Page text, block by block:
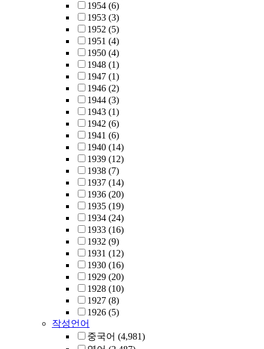
1954 (6)
1953 (3)
1952 (5)
1951 (4)
1950 (4)
1948 (1)
1947 (1)
1946 (2)
1944 (3)
1943 (1)
1942 (6)
1941 (6)
1940 (14)
1939 (12)
1938 (7)
1937 (14)
1936 (20)
1935 (19)
1934 (24)
1933 (16)
1932 (9)
1931 (12)
1930 (16)
1929 (20)
1928 (10)
1927 (8)
1926 (5)
작성언어
중국어 (4,981)